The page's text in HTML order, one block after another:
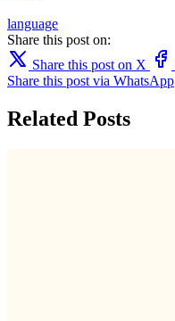
language
Share this post on:
Share this post on X
Share this post via WhatsApp
Related Posts